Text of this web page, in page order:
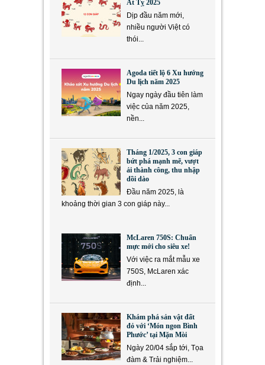
Ất Tỵ 2025
Dịp đầu năm mới,
nhiều người Việt có
thói...
Agoda tiết lộ 6 Xu hướng
Du lịch năm 2025
Ngay ngày đầu tiên làm
việc của năm 2025,
nền...
Tháng 1/2025, 3 con giáp
bứt phá mạnh mẽ, vượt
ải thành công, thu nhập
dồi dào
Đầu năm 2025, là
khoảng thời gian 3 con giáp này...
McLaren 750S: Chuẩn
mực mới cho siêu xe!
Với việc ra mắt mẫu xe
750S, McLaren xác
định...
Khám phá sản vật đất
đỏ với ‘Món ngon Bình
Phước’ tại Mặn Mòi
Ngày 20/04 sắp tới, Tọa
đàm & Trải nghiệm...